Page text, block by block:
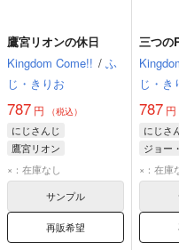
鷹宮リオンの休日
Kingdom Come!! / ふ
じ・きりお
787 円 （税込）
にじさんじ
鷹宮リオン
ジョー・力一
舞元啓介
×：在庫なし
サンプル
再販希望
三つの
じ・き
787 円
にじさ
ジョー
×：在庫